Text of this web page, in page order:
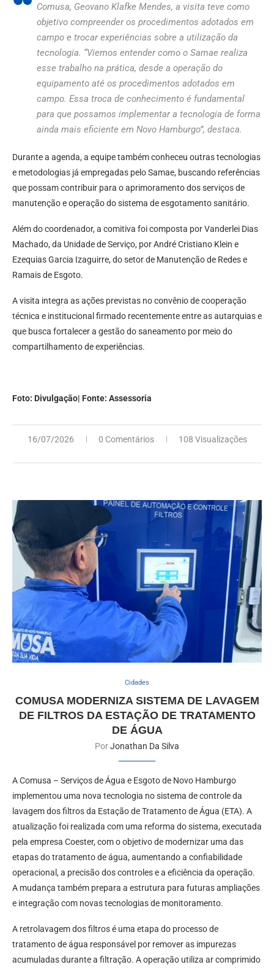
Comusa, Geovano Klafke Mendes, a visita teve como
objetivo compreender os procedimentos adotados em
campo e trocar experiências sobre a utilização da
tecnologia. “Viemos entender como o Samae realiza
esse trabalho na prática, desde a operação do
equipamento até os procedimentos adotados em
campo. Essa troca de conhecimento é fundamental
para que possamos implementar a tecnologia de forma
ainda mais eficiente em Novo Hamburgo”, destaca.
Durante a agenda, a equipe também conheceu outras tecnologias
e metodologias já empregadas pelo Samae, buscando referências
que possam contribuir para o aprimoramento dos serviços de
manutenção e operação do sistema de esgotamento sanitário.
Além do coordenador, a comitiva foi composta por Vanderlei Dias
Machado, da Unidade de Serviço, por André Cristiano Klein e
Ezequias Garcia Izaguirre, do setor de Manutenção de Redes e
Ramais de Esgoto.
A visita integra as ações previstas no convênio de cooperação
técnica e institucional firmado recentemente entre as autarquias e
que busca fortalecer a gestão do saneamento por meio do
compartilhamento de experiências.
Foto: Divulgação| Fonte: Assessoria
16/07/2026 0 Comentários 108 Visualizações
Cidades
COMUSA MODERNIZA SISTEMA DE LAVAGEM
DE FILTROS DA ESTAÇÃO DE TRATAMENTO
DE ÁGUA
PorJonathan Da Silva
A Comusa – Serviços de Água e Esgoto de Novo Hamburgo
implementou uma nova tecnologia no sistema de controle da
lavagem dos filtros da Estação de Tratamento de Água (ETA). A
atualização foi realizada com uma reforma do sistema, executada
pela empresa Coester, com o objetivo de modernizar uma das
etapas do tratamento de água, aumentando a confiabilidade
operacional, a precisão dos controles e a eficiência da operação.
A mudança também prepara a estrutura para futuras ampliações
e integração com novas tecnologias de monitoramento.
A retrolavagem dos filtros é uma etapa do processo de
tratamento de água responsável por remover as impurezas
acumuladas durante a filtração. A operação utiliza ar comprimido